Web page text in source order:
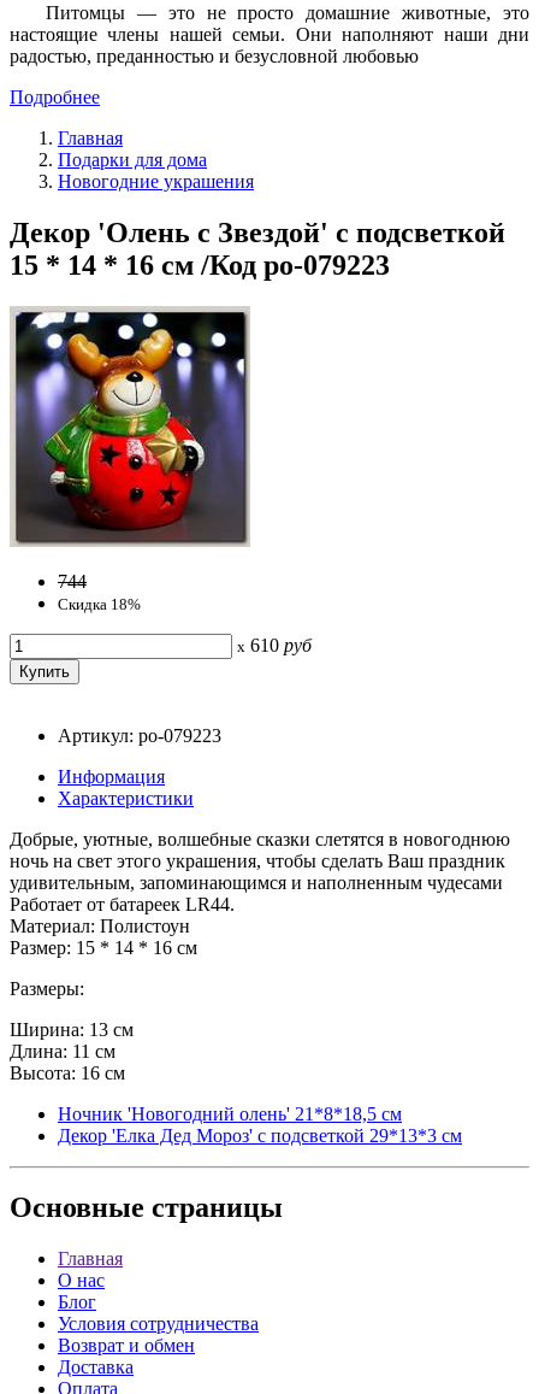
Питомцы — это не просто домашние животные, это
настоящие члены нашей семьи. Они наполняют наши дни
радостью, преданностью и безусловной любовью
Подробнее
Главная
Подарки для дома
Новогодние украшения
Декор 'Олень с Звездой' с подсветкой
15 * 14 * 16 см /Код po-079223
744
Скидка 18%
x 610 руб
Артикул: po-079223
Информация
Характеристики
Добрые, уютные, волшебные сказки слетятся в новогоднюю
ночь на свет этого украшения, чтобы сделать Ваш праздник
удивительным, запоминающимся и наполненным чудесами
Работает от батареек LR44.
Материал: Полистоун
Размер: 15 * 14 * 16 см
Размеры:
Ширина: 13 см
Длина: 11 см
Высота: 16 см
Ночник 'Новогодний олень' 21*8*18,5 см
Декор 'Елка Дед Мороз' с подсветкой 29*13*3 см
Основные страницы
Главная
О нас
Блог
Условия сотрудничества
Возврат и обмен
Доставка
Оплата